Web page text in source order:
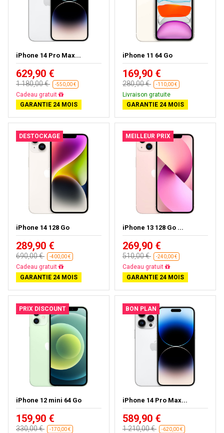
iPhone 14 Pro Max...
629,90 €
1 180,00 € -550,00 €
Cadeau gratuit
GARANTIE 24 MOIS
iPhone 11 64 Go
169,90 €
280,00 € -110,00 €
Livraison gratuite
GARANTIE 24 MOIS
DESTOCKAGE
iPhone 14 128 Go
289,90 €
690,00 € -400,00 €
Cadeau gratuit
GARANTIE 24 MOIS
MEILLEUR PRIX
iPhone 13 128 Go ...
269,90 €
510,00 € -240,00 €
Cadeau gratuit
GARANTIE 24 MOIS
PRIX DISCOUNT
iPhone 12 mini 64 Go
159,90 €
330,00 € -170,00 €
BON PLAN
iPhone 14 Pro Max...
589,90 €
1 210,00 € -620,00 €